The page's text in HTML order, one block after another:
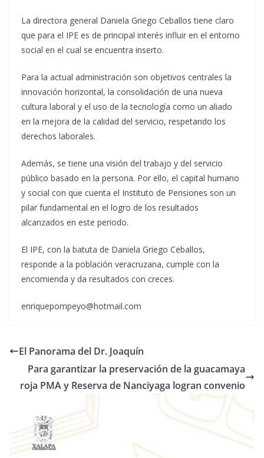
La directora general Daniela Griego Ceballos tiene claro
que para el IPE es de principal interés influir en el entorno
social en el cual se encuentra inserto.
Para la actual administración son objetivos centrales la
innovación horizontal, la consolidación de una nueva
cultura laboral y el uso de la tecnología como un aliado
en la mejora de la calidad del servicio, respetando los
derechos laborales.
Además, se tiene una visión del trabajo y del servicio
público basado en la persona. Por ello, el capital humano
y social con que cuenta el Instituto de Pensiones son un
pilar fundamental en el logro de los resultados
alcanzados en este periodo.
El IPE, con la batuta de Daniela Griego Ceballos,
responde a la población veracruzana, cumple con la
encomienda y da resultados con creces.
enriquepompeyo@hotmail.com
El Panorama del Dr. Joaquín
Para garantizar la preservación de la guacamaya
roja PMA y Reserva de Nanciyaga logran convenio